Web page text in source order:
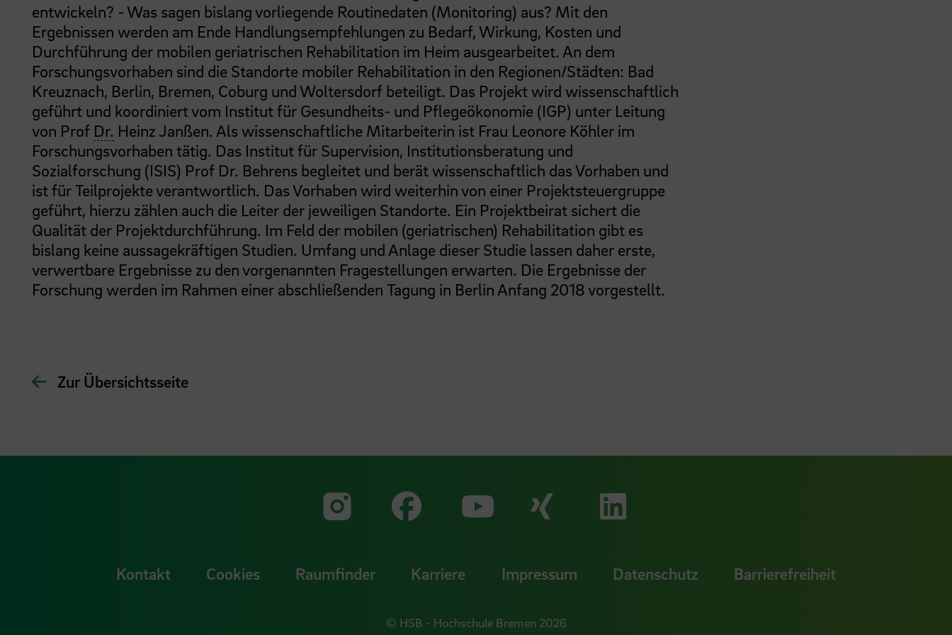
entwickeln? - Was sagen bislang vorliegende Routinedaten (Monitoring) aus? Mit den
Ergebnissen werden am Ende Handlungsempfehlungen zu Bedarf, Wirkung, Kosten und
Durchführung der mobilen geriatrischen Rehabilitation im Heim ausgearbeitet. An dem
Forschungsvorhaben sind die Standorte mobiler Rehabilitation in den Regionen/Städten: Bad
Kreuznach, Berlin, Bremen, Coburg und Woltersdorf beteiligt. Das Projekt wird wissenschaftlich
geführt und koordiniert vom Institut für Gesundheits- und Pflegeökonomie (IGP) unter Leitung
von Prof Dr. Heinz Janßen. Als wissenschaftliche Mitarbeiterin ist Frau Leonore Köhler im
Forschungsvorhaben tätig. Das Institut für Supervision, Institutionsberatung und
Sozialforschung (ISIS) Prof Dr. Behrens begleitet und berät wissenschaftlich das Vorhaben und
ist für Teilprojekte verantwortlich. Das Vorhaben wird weiterhin von einer Projektsteuergruppe
geführt, hierzu zählen auch die Leiter der jeweiligen Standorte. Ein Projektbeirat sichert die
Qualität der Projektdurchführung. Im Feld der mobilen (geriatrischen) Rehabilitation gibt es
bislang keine aussagekräftigen Studien. Umfang und Anlage dieser Studie lassen daher erste,
verwertbare Ergebnisse zu den vorgenannten Fragestellungen erwarten. Die Ergebnisse der
Forschung werden im Rahmen einer abschließenden Tagung in Berlin Anfang 2018 vorgestellt.
Zur Übersichtsseite
Zu unserer Facebook Seite
Zu unserer Xing Seite
Zu unserer LinkedIn Seite
Kontakt Cookies Raumfinder Karriere Impressum Datenschutz Barrierefreiheit
© HSB - Hochschule Bremen 2026